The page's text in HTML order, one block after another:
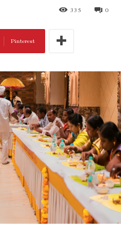
0
335
Pinterest